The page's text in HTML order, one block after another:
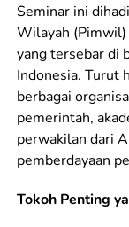
Seminar ini
Wilayah (Pimwil)
yang tersebar di
Indonesia. Turut
berbagai
pemerintah,
perwakilan dari
pemberdayaan
Tokoh Penting